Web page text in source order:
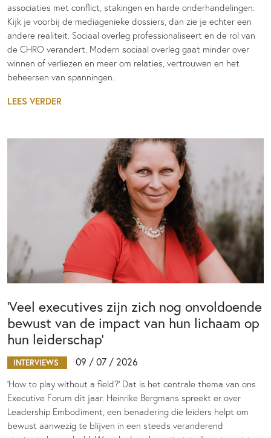
associaties met conflict, stakingen en harde onderhandelingen.
Kijk je voorbij de mediagenieke dossiers, dan zie je echter een
andere realiteit. Sociaal overleg professionaliseert en de rol van
de CHRO verandert. Modern sociaal overleg gaat minder over
winnen of verliezen en meer om relaties, vertrouwen en het
beheersen van spanningen.
LEES VERDER
‘Veel executives zijn zich nog onvoldoende
bewust van de impact van hun lichaam op
hun leiderschap’
INTERVIEWS 09 / 07 / 2026
‘How to play without a field?’ Dat is het centrale thema van ons
Executive Forum dit jaar. Heinrike Bergmans spreekt er over
Leadership Embodiment, een benadering die leiders helpt om
bewust aanwezig te blijven in een steeds veranderend